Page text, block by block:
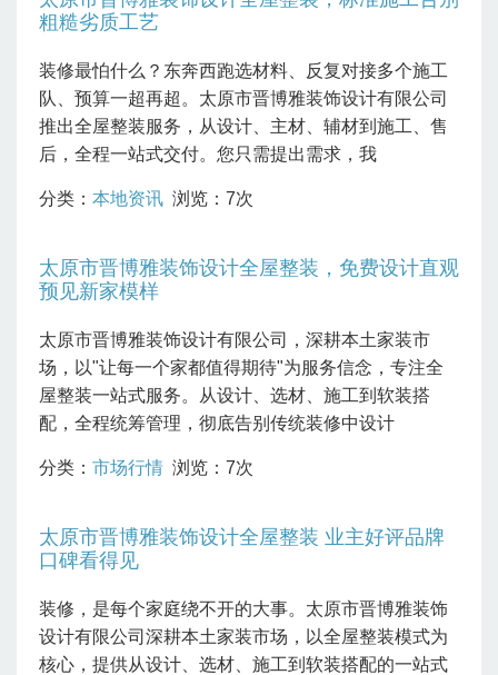
粗糙劣质工艺
装修最怕什么？东奔西跑选材料、反复对接多个施工
队、预算一超再超。太原市晋博雅装饰设计有限公司
推出全屋整装服务，从设计、主材、辅材到施工、售
后，全程一站式交付。您只需提出需求，我
分类： 本地资讯 浏览：7次
太原市晋博雅装饰设计全屋整装，免费设计直观
预见新家模样
太原市晋博雅装饰设计有限公司，深耕本土家装市
场，以"让每一个家都值得期待"为服务信念，专注全
屋整装一站式服务。从设计、选材、施工到软装搭
配，全程统筹管理，彻底告别传统装修中设计
分类： 市场行情 浏览：7次
太原市晋博雅装饰设计全屋整装 业主好评品牌
口碑看得见
装修，是每个家庭绕不开的大事。太原市晋博雅装饰
设计有限公司深耕本土家装市场，以全屋整装模式为
核心，提供从设计、选材、施工到软装搭配的一站式